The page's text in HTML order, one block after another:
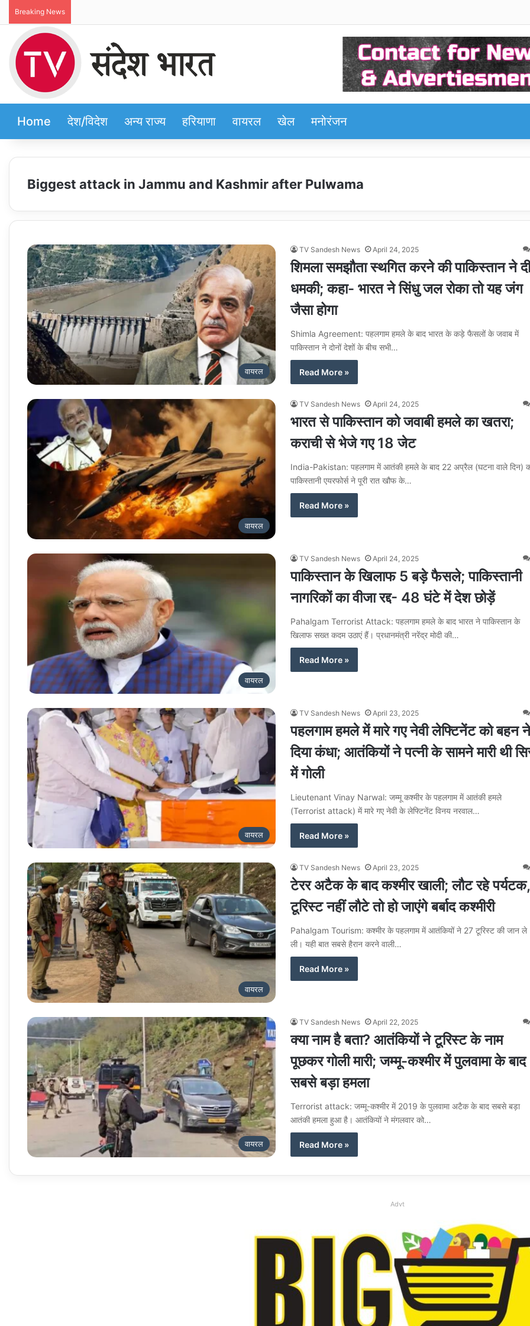
Breaking News
Home देश/विदेश अन्य राज्य हरियाणा वायरल खेल मनोरंजन
Biggest attack in Jammu and Kashmir after Pulwama
वायरल
TV Sandesh News April 24, 2025
शिमला समझौता स्थगित करने की पाकिस्तान ने दी
धमकी; कहा- भारत ने सिंधु जल रोका तो यह जंग
जैसा होगा
Shimla Agreement: पहलगाम हमले के बाद भारत के कड़े फैसलों के जवाब में
पाकिस्तान ने दोनों देशों के बीच सभी…
Read More »
वायरल
TV Sandesh News April 24, 2025
भारत से पाकिस्तान को जवाबी हमले का खतरा;
कराची से भेजे गए 18 जेट
India-Pakistan: पहलगाम में आतंकी हमले के बाद 22 अप्रैल (घटना वाले दिन)
पाकिस्तानी एयरफोर्स ने पूरी रात खौफ के…
Read More »
वायरल
TV Sandesh News April 24, 2025
पाकिस्तान के खिलाफ 5 बड़े फैसले; पाकिस्तानी
नागरिकों का वीजा रद्द- 48 घंटे में देश छोड़ें
Pahalgam Terrorist Attack: पहलगाम हमले के बाद भारत ने पाकिस्तान के
खिलाफ सख्त कदम उठाएं हैं। प्रधानमंत्री नरेंद्र मोदी की…
Read More »
वायरल
TV Sandesh News April 23, 2025
पहलगाम हमले में मारे गए नेवी लेफ्टिनेंट को बहन ने
दिया कंधा; आतंकियों ने पत्नी के सामने मारी थी
में गोली
Lieutenant Vinay Narwal: जम्मू कश्मीर के पहलगाम में आतंकी हमले
(Terrorist attack) में मारे गए नेवी के लेफ्टिनेंट विनय नरवाल…
Read More »
वायरल
TV Sandesh News April 23, 2025
टेरर अटैक के बाद कश्मीर खाली; लौट रहे पर्यटक,
टूरिस्ट नहीं लौटे तो हो जाएंगे बर्बाद कश्मीरी
Pahalgam Tourism: कश्मीर के पहलगाम में आतंकियों ने 27 टूरिस्ट की जान ले
ली। यही बात सबसे हैरान करने वाली…
Read More »
वायरल
TV Sandesh News April 22, 2025
क्या नाम है बता? आतंकियों ने टूरिस्ट के नाम
पूछकर गोली मारी; जम्मू-कश्मीर में पुलवामा के बाद
सबसे बड़ा हमला
Terrorist attack: जम्मू-कश्मीर में 2019 के पुलवामा अटैक के बाद सबसे बड़ा
आतंकी हमला हुआ है। आतंकियों ने मंगलवार को…
Read More »
Advt